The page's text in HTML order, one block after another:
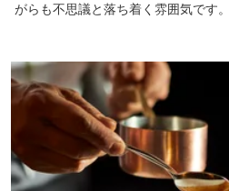
がらも不思議と落ち着く雰囲気です。